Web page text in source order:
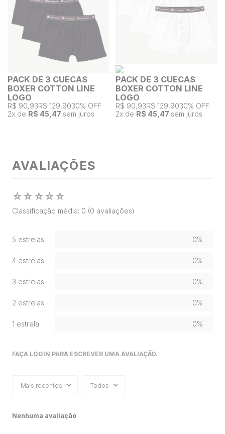
PACK DE 3 CUECAS
BOXER COTTON LINE
LOGO
R$ 90,93R$ 129,9030% OFF
2x de R$ 45,47 sem juros
PACK DE 3 CUECAS
BOXER COTTON LINE
LOGO
R$ 90,93R$ 129,9030% OFF
2x de R$ 45,47 sem juros
AVALIAÇÕES
☆☆ ☆☆☆
Classificação média: 0 (0 avaliações)
5 estrelas 0%
4 estrelas 0%
3 estrelas 0%
2 estrelas 0%
1 estrela 0%
FAÇA LOGIN PARA ESCREVER UMA AVALIAÇÃO.
Mais recentes Todos
Nenhuma avaliação